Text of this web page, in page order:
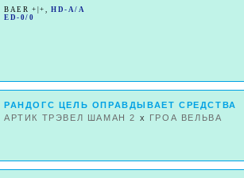
BAER +|+ ,HD-A/A
ED-0/0
РАНДОГС ЦЕЛЬ ОПРАВДЫВАЕТ СРЕДСТВА
АРТИК ТРЭВЕЛ ШАМАН 2 x ГРОА ВEЛЬВА